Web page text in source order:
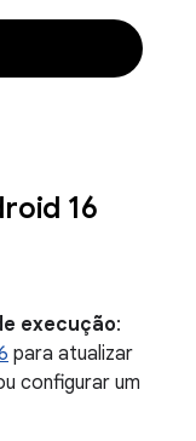
16
execução:
para atualizar
configurar um